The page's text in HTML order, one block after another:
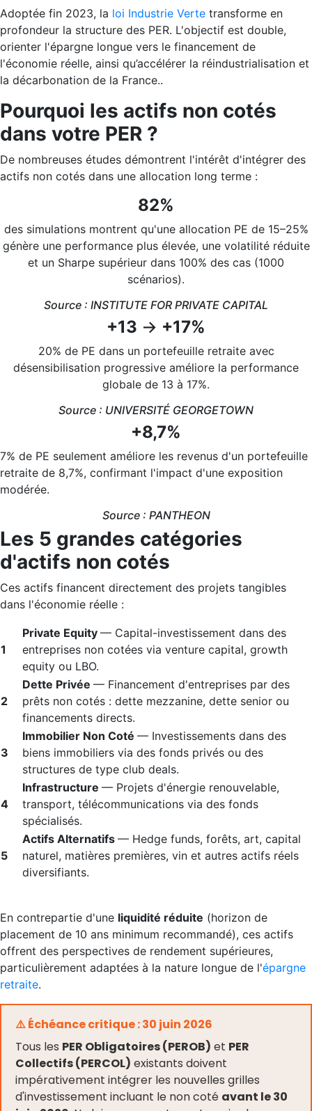
Adoptée fin 2023, la loi Industrie Verte transforme en
profondeur la structure des PER. L'objectif est double,
orienter l'épargne longue vers le financement de
l'économie réelle, ainsi qu’accélérer la réindustrialisation et
la décarbonation de la France..
Pourquoi les actifs non cotés
dans votre PER ?
De nombreuses études démontrent l'intérêt d'intégrer des
actifs non cotés dans une allocation long terme :
82%
des simulations montrent qu'une allocation PE de 15–25%
génère une performance plus élevée, une volatilité réduite
et un Sharpe supérieur dans 100% des cas (1000
scénarios).
Source : INSTITUTE FOR PRIVATE CAPITAL
+13 → +17%
20% de PE dans un portefeuille retraite avec
désensibilisation progressive améliore la performance
globale de 13 à 17%.
Source : UNIVERSITÉ GEORGETOWN
+8,7%
7% de PE seulement améliore les revenus d'un portefeuille
retraite de 8,7%, confirmant l'impact d'une exposition
modérée.
Source : PANTHEON
Les 5 grandes catégories
d'actifs non cotés
Ces actifs financent directement des projets tangibles
dans l'économie réelle :
1
Private Equity — Capital-investissement dans des
entreprises non cotées via venture capital, growth
equity ou LBO.
2
Dette Privée — Financement d'entreprises par des
prêts non cotés : dette mezzanine, dette senior ou
financements directs.
3
Immobilier Non Coté — Investissements dans des
biens immobiliers via des fonds privés ou des
structures de type club deals.
4
Infrastructure — Projets d'énergie renouvelable,
transport, télécommunications via des fonds
spécialisés.
5
Actifs Alternatifs — Hedge funds, forêts, art, capital
naturel, matières premières, vin et autres actifs réels
diversifiants.
En contrepartie d'une liquidité réduite (horizon de
placement de 10 ans minimum recommandé), ces actifs
offrent des perspectives de rendement supérieures,
particulièrement adaptées à la nature longue de l'épargne
retraite.
⚠️ Échéance critique : 30 juin 2026
Tous les PER Obligatoires (PEROB) et PER
Collectifs (PERCOL) existants doivent
impérativement intégrer les nouvelles grilles
d'investissement incluant le non coté avant le 30